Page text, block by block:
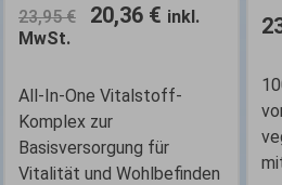
23,95€
20,36 € inkl.
MwSt.
All-In-One Vitalstoff-
Komplex zur
Basisversorgung für
Vitalität und Wohlbefinden